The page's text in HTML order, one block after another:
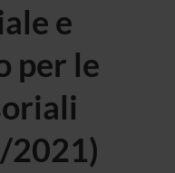
e
per le
2021)